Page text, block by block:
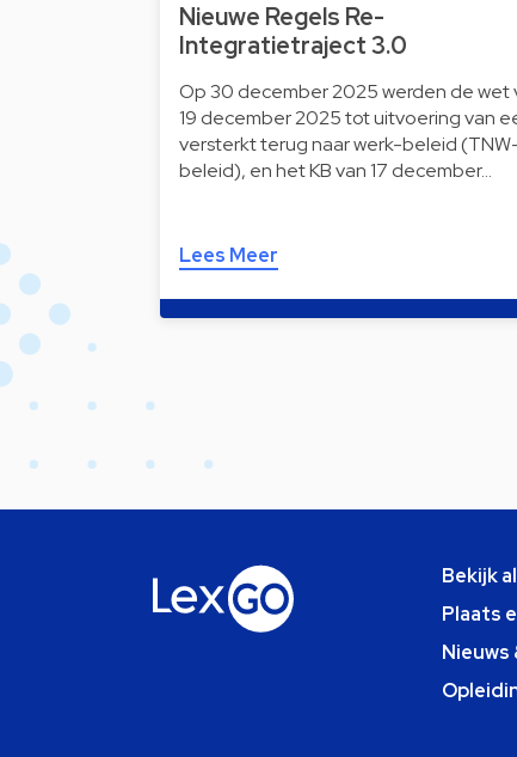
Nieuwe Regels Re-
Integratietraject 3.0
Op 30 december 2025 werden de wet
19 december 2025 tot uitvoering van
versterkt terug naar werk-beleid
beleid), en het KB van 17 december…
Lees Meer
Bekijk
Plaats
Nieuws